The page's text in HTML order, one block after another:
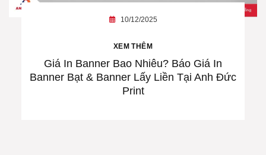
Giá In Banner Bao Nhiêu? Báo Giá In
Banner Bạt & Banner Lấy Liền Tại Anh Đức
Print
10/12/2025
XEM THÊM